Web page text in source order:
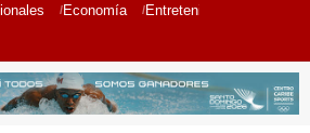
Economía Entretenimiento